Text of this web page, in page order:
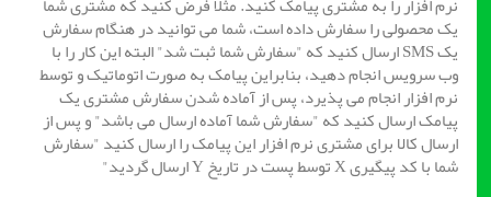
یک محصولی را سفارش داده است، شما می توانید در هنگام سفارش
یک SMS ارسال کنید که "سفارش شما ثبت شد" البته این کار را با
وب سرویس انجام دهید، بنابراین پیامک به صورت اتوماتیک و توسط
نرم افزار انجام می پذیرد، پس از آماده شدن سفارش مشتری یک
پیامک ارسال کنید که "سفارش شما آماده ارسال می باشد" و پس از
ارسال کالا برای مشتری نرم افزار این پیامک را ارسال کنید "سفارش
شما با کد پیگیری X توسط پست در تاریخ Y ارسال گردید"